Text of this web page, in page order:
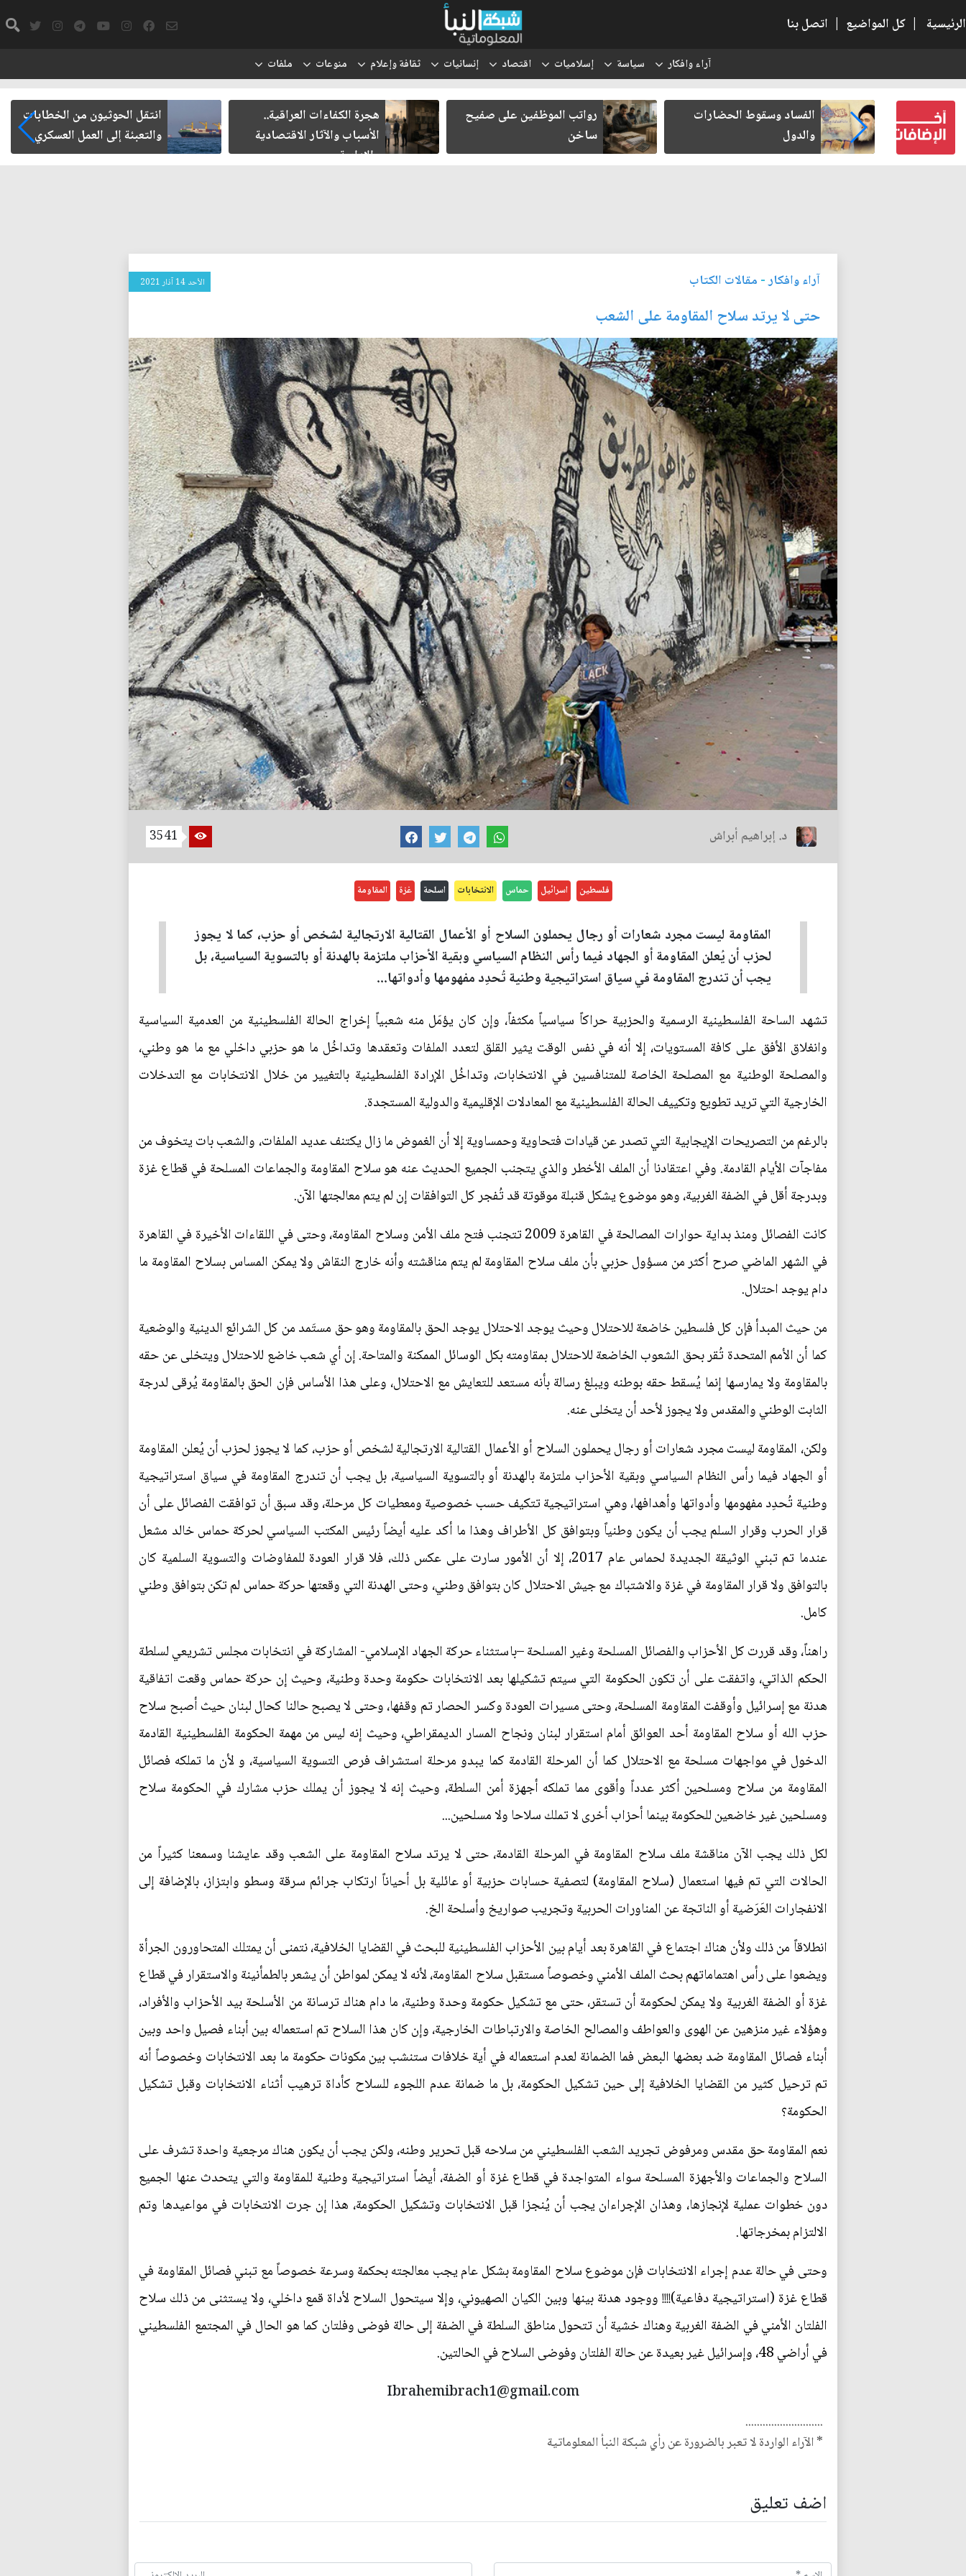
الرئيسية | كل المواضيع | اتصل بنا
آراء وافكار سياسة إسلاميات اقتصاد إنسانيات ثقافة وإعلام منوعات ملفات
كتب لنفسه
الفساد وسقوط الحضارات
والدول
رواتب الموظفين على صفيح
ساخن
هجرة الكفاءات العراقية..
الأسباب والآثار الاقتصادية
والإدارية
انتقل الحوثيون من الخطابات
والتعبئة إلى العمل العسكري
آراء وافكار- مقالات الكتاب الأحد 14 آذار 2021
حتى لا يرتد سلاح المقاومة على الشعب
د. إبراهيم أبراش 3541
فلسطين اسرائيل حماس الانتخابات اسلحة غزة المقاومة
المقاومة ليست مجرد شعارات أو رجال يحملون السلاح أو الأعمال القتالية الارتجالية لشخص أو حزب، كما لا يجوز
لحزب أن يُعلن المقاومة أو الجهاد فيما رأس النظام السياسي وبقية الأحزاب ملتزمة بالهدنة أو بالتسوية السياسية، بل
يجب أن تندرج المقاومة في سياق استراتيجية وطنية تُحدِد مفهومها وأدواتها...
تشهد الساحة الفلسطينية الرسمية والحزبية حراكاً سياسياً مكثفاً، وإن كان يؤمَل منه شعبياً إخراج الحالة الفلسطينية من العدمية السياسية
وانغلاق الأفق على كافة المستويات، إلا أنه في نفس الوقت يثير القلق لتعدد الملفات وتعقدها وتداخُل ما هو حزبي داخلي مع ما هو وطني،
والمصلحة الوطنية مع المصلحة الخاصة للمتنافسين في الانتخابات، وتداخُل الإرادة الفلسطينية بالتغيير من خلال الانتخابات مع التدخلات
الخارجية التي تريد تطويع وتكييف الحالة الفلسطينية مع المعادلات الإقليمية والدولية المستجدة.
بالرغم من التصريحات الإيجابية التي تصدر عن قيادات فتحاوية وحمساوية إلا أن الغموض ما زال يكتنف عديد الملفات، والشعب بات يتخوف من
مفاجآت الأيام القادمة. وفي اعتقادنا أن الملف الأخطر والذي يتجنب الجميع الحديث عنه هو سلاح المقاومة والجماعات المسلحة في قطاع غزة
وبدرجة أقل في الضفة الغربية، وهو موضوع يشكل قنبلة موقوتة قد تُفجر كل التوافقات إن لم يتم معالجتها الآن.
كانت الفصائل ومنذ بداية حوارات المصالحة في القاهرة 2009 تتجنب فتح ملف الأمن وسلاح المقاومة، وحتى في اللقاءات الأخيرة في القاهرة
في الشهر الماضي صرح أكثر من مسؤول حزبي بأن ملف سلاح المقاومة لم يتم مناقشته وأنه خارج النقاش ولا يمكن المساس بسلاح المقاومة ما
دام يوجد احتلال.
من حيث المبدأ فإن كل فلسطين خاضعة للاحتلال وحيث يوجد الاحتلال يوجد الحق بالمقاومة وهو حق مستَمد من كل الشرائع الدينية والوضعية
كما أن الأمم المتحدة تُقر بحق الشعوب الخاضعة للاحتلال بمقاومته بكل الوسائل الممكنة والمتاحة. إن أي شعب خاضع للاحتلال ويتخلى عن حقه
بالمقاومة ولا يمارسها إنما يُسقط حقه بوطنه ويبلغ رسالة بأنه مستعد للتعايش مع الاحتلال، وعلى هذا الأساس فإن الحق بالمقاومة يُرقى لدرجة
الثابت الوطني والمقدس ولا يجوز لأحد أن يتخلى عنه.
ولكن، المقاومة ليست مجرد شعارات أو رجال يحملون السلاح أو الأعمال القتالية الارتجالية لشخص أو حزب، كما لا يجوز لحزب أن يُعلن المقاومة
أو الجهاد فيما رأس النظام السياسي وبقية الأحزاب ملتزمة بالهدنة أو بالتسوية السياسية، بل يجب أن تندرج المقاومة في سياق استراتيجية
وطنية تُحدِد مفهومها وأدواتها وأهدافها، وهي استراتيجية تتكيف حسب خصوصية ومعطيات كل مرحلة، وقد سبق أن توافقت الفصائل على أن
قرار الحرب وقرار السلم يجب أن يكون وطنياً وبتوافق كل الأطراف وهذا ما أكد عليه أيضاً رئيس المكتب السياسي لحركة حماس خالد مشعل
عندما تم تبني الوثيقة الجديدة لحماس عام 2017، إلا أن الأمور سارت على عكس ذلك، فلا قرار العودة للمفاوضات والتسوية السلمية كان
بالتوافق ولا قرار المقاومة في غزة والاشتباك مع جيش الاحتلال كان بتوافق وطني، وحتى الهدنة التي وقعتها حركة حماس لم تكن بتوافق وطني
كامل.
راهناً، وقد قررت كل الأحزاب والفصائل المسلحة وغير المسلحة –باستثناء حركة الجهاد الإسلامي- المشاركة في انتخابات مجلس تشريعي لسلطة
الحكم الذاتي، واتفقت على أن تكون الحكومة التي سيتم تشكيلها بعد الانتخابات حكومة وحدة وطنية، وحيث إن حركة حماس وقعت اتفاقية
هدنة مع إسرائيل وأوقفت المقاومة المسلحة، وحتى مسيرات العودة وكسر الحصار تم وقفها، وحتى لا يصبح حالنا كحال لبنان حيث أصبح سلاح
حزب الله أو سلاح المقاومة أحد العوائق أمام استقرار لبنان ونجاح المسار الديمقراطي، وحيث إنه ليس من مهمة الحكومة الفلسطينية القادمة
الدخول في مواجهات مسلحة مع الاحتلال كما أن المرحلة القادمة كما يبدو مرحلة استشراف فرص التسوية السياسية، و لأن ما تملكه فصائل
المقاومة من سلاح ومسلحين أكثر عدداً وأقوى مما تملكه أجهزة أمن السلطة، وحيث إنه لا يجوز أن يملك حزب مشارك في الحكومة سلاح
ومسلحين غير خاضعين للحكومة بينما أحزاب أخرى لا تملك سلاحا ولا مسلحين...
لكل ذلك يجب الآن مناقشة ملف سلاح المقاومة في المرحلة القادمة، حتى لا يرتد سلاح المقاومة على الشعب وقد عايشنا وسمعنا كثيراً من
الحالات التي تم فيها استعمال (سلاح المقاومة) لتصفية حسابات حزبية أو عائلية بل أحياناً ارتكاب جرائم سرقة وسطو وابتزاز، بالإضافة إلى
الانفجارات العَرَضية أو الناتجة عن المناورات الحربية وتجريب صواريخ وأسلحة الخ.
انطلاقاً من ذلك ولأن هناك اجتماع في القاهرة بعد أيام بين الأحزاب الفلسطينية للبحث في القضايا الخلافية، نتمنى أن يمتلك المتحاورون الجرأة
ويضعوا على رأس اهتماماتهم بحث الملف الأمني وخصوصاً مستقبل سلاح المقاومة، لأنه لا يمكن لمواطن أن يشعر بالطمأنينة والاستقرار في قطاع
غزة أو الضفة الغربية ولا يمكن لحكومة أن تستقر، حتى مع تشكيل حكومة وحدة وطنية، ما دام هناك ترسانة من الأسلحة بيد الأحزاب والأفراد،
وهؤلاء غير منزهين عن الهوى والعواطف والمصالح الخاصة والارتباطات الخارجية، وإن كان هذا السلاح تم استعماله بين أبناء فصيل واحد وبين
أبناء فصائل المقاومة ضد بعضها البعض فما الضمانة لعدم استعماله في أية خلافات ستنشب بين مكونات حكومة ما بعد الانتخابات وخصوصاً أنه
تم ترحيل كثير من القضايا الخلافية إلى حين تشكيل الحكومة، بل ما ضمانة عدم اللجوء للسلاح كأداة ترهيب أثناء الانتخابات وقبل تشكيل
الحكومة؟
نعم المقاومة حق مقدس ومرفوض تجريد الشعب الفلسطيني من سلاحه قبل تحرير وطنه، ولكن يجب أن يكون هناك مرجعية واحدة تشرف على
السلاح والجماعات والأجهزة المسلحة سواء المتواجدة في قطاع غزة أو الضفة، أيضاً استراتيجية وطنية للمقاومة والتي يتحدث عنها الجميع
دون خطوات عملية لإنجازها، وهذان الإجراءان يجب أن يُنجزا قبل الانتخابات وتشكيل الحكومة، هذا إن جرت الانتخابات في مواعيدها وتم
الالتزام بمخرجاتها.
وحتى في حالة عدم إجراء الانتخابات فإن موضوع سلاح المقاومة بشكل عام يجب معالجته بحكمة وسرعة خصوصاً مع تبني فصائل المقاومة في
قطاع غزة (استراتيجية دفاعية)!!!! ووجود هدنة بينها وبين الكيان الصهيوني، وإلا سيتحول السلاح لأداة قمع داخلي، ولا يستثنى من ذلك سلاح
الفلتان الأمني في الضفة الغربية وهناك خشية أن تتحول مناطق السلطة في الضفة إلى حالة فوضى وفلتان كما هو الحال في المجتمع الفلسطيني
في أراضي 48، وإسرائيل غير بعيدة عن حالة الفلتان وفوضى السلاح في الحالتين.
Ibrahemibrach1@gmail.com
...........................
* الآراء الواردة لا تعبر بالضرورة عن رأي شبكة النبأ المعلوماتية
اضف تعليق